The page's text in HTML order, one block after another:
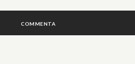
COMMENTA